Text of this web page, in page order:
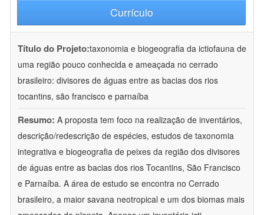
Currículo
Título do Projeto:taxonomia e biogeografia da ictiofauna de
uma região pouco conhecida e ameaçada no cerrado
brasileiro: divisores de águas entre as bacias dos rios
tocantins, são francisco e parnaíba
Resumo: A proposta tem foco na realização de inventários,
descrição/redescrição de espécies, estudos de taxonomia
integrativa e biogeografia de peixes da região dos divisores
de águas entre as bacias dos rios Tocantins, São Francisco
e Parnaíba. A área de estudo se encontra no Cerrado
brasileiro, a maior savana neotropical e um dos biomas mais